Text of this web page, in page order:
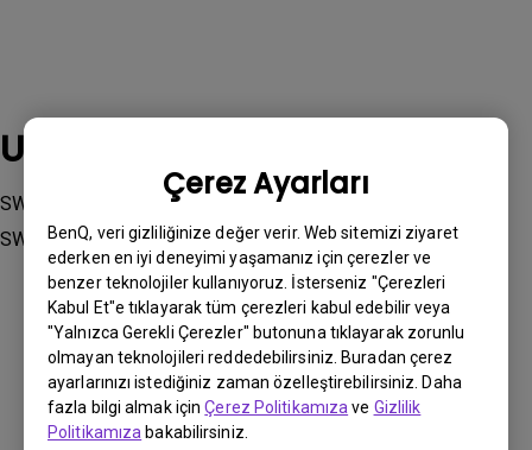
Çerez Ayarları
BenQ, veri gizliliğinize değer verir. Web sitemizi ziyaret
ederken en iyi deneyimi yaşamanız için çerezler ve
benzer teknolojiler kullanıyoruz. İsterseniz "Çerezleri
Kabul Et"e tıklayarak tüm çerezleri kabul edebilir veya
"Yalnızca Gerekli Çerezler" butonuna tıklayarak zorunlu
olmayan teknolojileri reddedebilirsiniz. Buradan çerez
ayarlarınızı istediğiniz zaman özelleştirebilirsiniz. Daha
fazla bilgi almak içinÇerez Politikamıza ve Gizlilik
Politikamıza bakabilirsiniz.
Uygulanabilir modeller
SW240, SW242Q, SW2700PT, SW270C, SW271, SW271C,
SW321C
Bu bilgi yardımcı oldu mu?